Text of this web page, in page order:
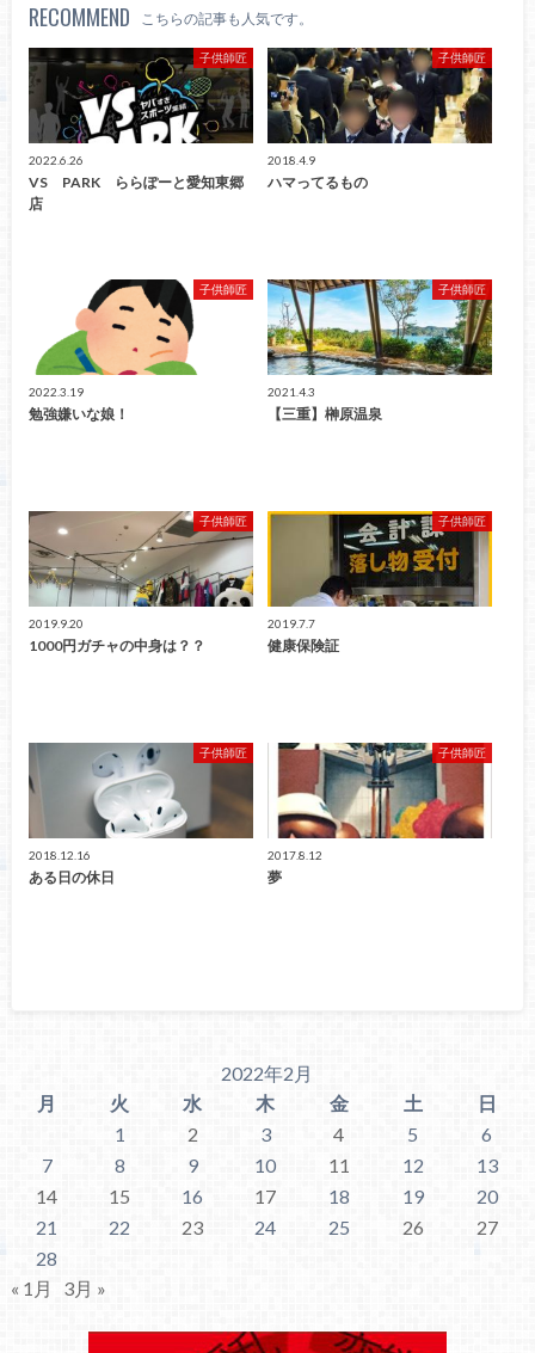
RECOMMEND こちらの記事も人気です。
子供師匠
2022.6.26
VS PARK ららぽーと愛知東郷
店
子供師匠
2018.4.9
ハマってるもの
子供師匠
2022.3.19
勉強嫌いな娘！
子供師匠
2021.4.3
【三重】榊原温泉
子供師匠
2019.9.20
1000円ガチャの中身は？？
子供師匠
2019.7.7
健康保険証
子供師匠
2018.12.16
ある日の休日
子供師匠
2017.8.12
夢
2022年2月
月
火 水 木 金 土
日
1
2 3 4 5
6
7
8 9 10 11 12
13
14
15 16 17 18 19
20
21
22 23 24 25 26
27
28
« 1月
3月 »